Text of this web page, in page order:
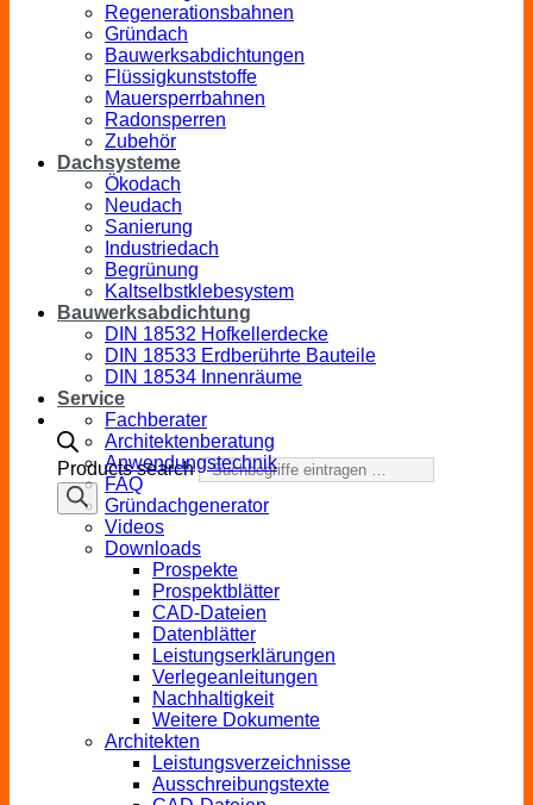
Products search
Regenerationsbahnen
Gründach
Bauwerksabdichtungen
Flüssigkunststoffe
Mauersperrbahnen
Radonsperren
Zubehör
Dachsysteme
Ökodach
Neudach
Sanierung
Industriedach
Begrünung
Kaltselbstklebesystem
Bauwerksabdichtung
DIN 18532 Hofkellerdecke
DIN 18533 Erdberührte Bauteile
DIN 18534 Innenräume
Service
Fachberater
Architektenberatung
Anwendungstechnik
FAQ
Gründachgenerator
Videos
Downloads
Prospekte
Prospektblätter
CAD-Dateien
Datenblätter
Leistungserklärungen
Verlegeanleitungen
Nachhaltigkeit
Weitere Dokumente
Architekten
Leistungsverzeichnisse
Ausschreibungstexte